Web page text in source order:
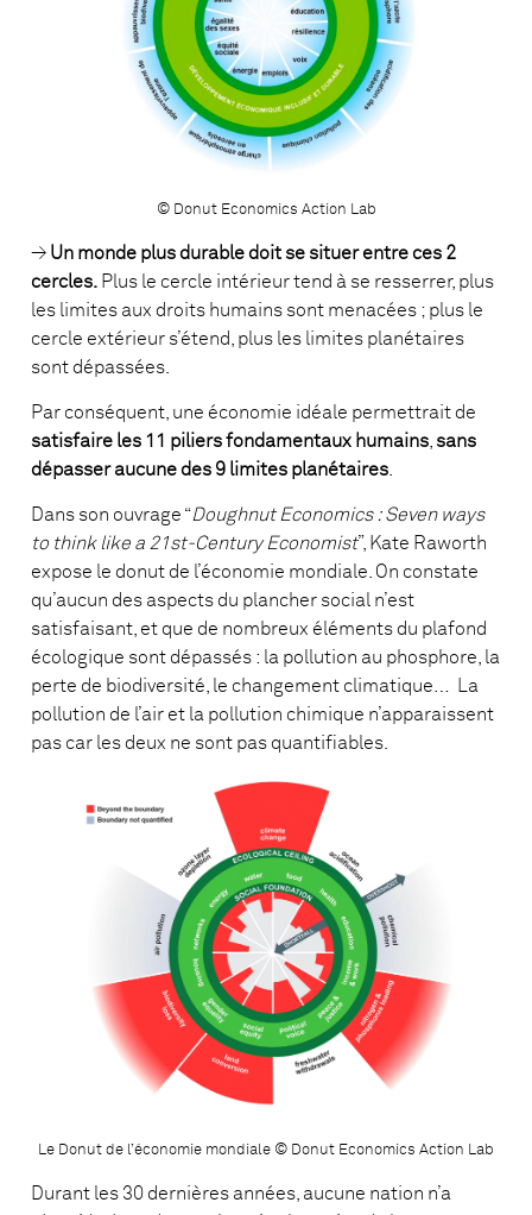
© Donut Economics Action Lab
→ Un monde plus durable doit se situer entre ces 2
cercles. Plus le cercle intérieur tend à se resserrer, plus
les limites aux droits humains sont menacées ; plus le
cercle extérieur s’étend, plus les limites planétaires
sont dépassées.
Par conséquent, une économie idéale permettrait de
satisfaire les 11 piliers fondamentaux humains sans
dépasser aucune des 9 limites planétaires
Dans son ouvrage “Doughnut Economics : Seven ways
to think like a 21st-Century Economist”, Kate Raworth
expose le donut de l’économie mondiale. On constate
qu’aucun des aspects du plancher social n’est
satisfaisant, et que de nombreux éléments du plafond
écologique sont dépassés : la pollution au phosphore, la
perte de biodiversité, le changement climatique… La
pollution de l’air et la pollution chimique n’apparaissent
pas car les deux ne sont pas quantifiables.
Le Donut de l’économie mondiale © Donut Economics Action Lab
Durant les 30 dernières années, aucune nation n’a